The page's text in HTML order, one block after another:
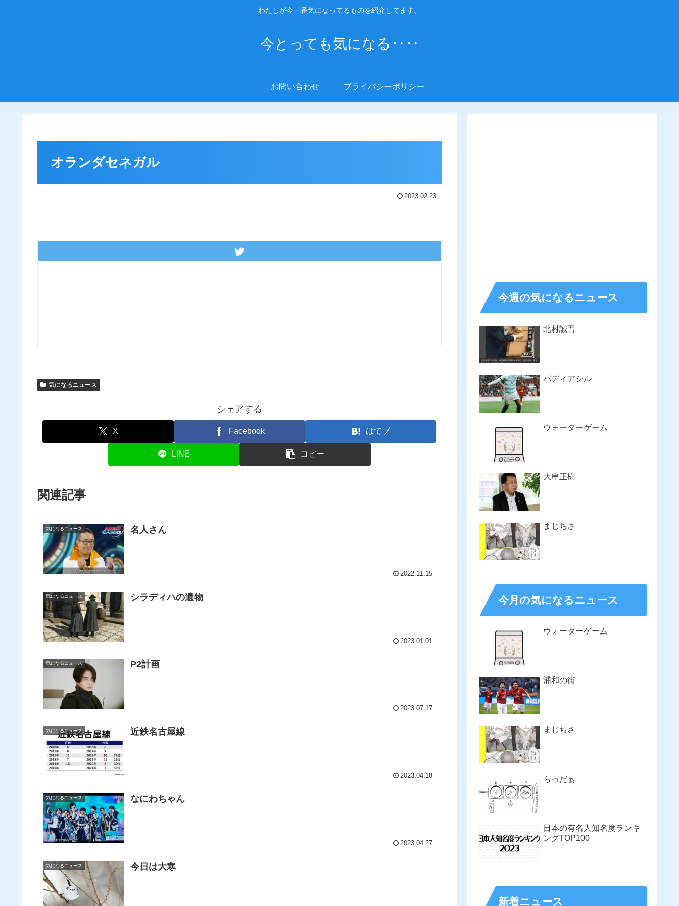
わたしが今一番気になってるものを紹介してます。
今とっても気になる‥‥
お問い合わせ プライバシーポリシー
オランダセネガル
2023.02.23
気になるニュース
シェアする
X Facebook はてブ
LINE コピー
関連記事
気になるニュース 名人さん
2022.11.15
気になるニュース シラディハの遺物
2023.01.01
気になるニュース P2計画
2023.07.17
気になるニュース 近鉄名古屋線
2023.04.18
気になるニュース なにわちゃん
2023.04.27
気になるニュース 今日は大寒
今週の気になるニュース
北村誠吾
バディアシル
ウォーターゲーム
大串正樹
まじちさ
今月の気になるニュース
ウォーターゲーム
浦和の街
まじちさ
らっだぁ
日本の有名人知名度ランキ
ングTOP100
新着ニュース